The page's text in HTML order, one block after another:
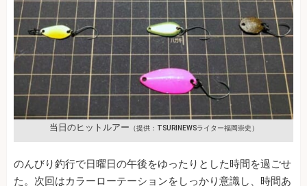
当日のヒットルアー （提供：TSURINEWSライター福岡崇史）
のんびり釣行で日曜日の午後をゆったりとした時間を過ごせ
た。次回はカラーローテーションをしっかり意識し、時間あ